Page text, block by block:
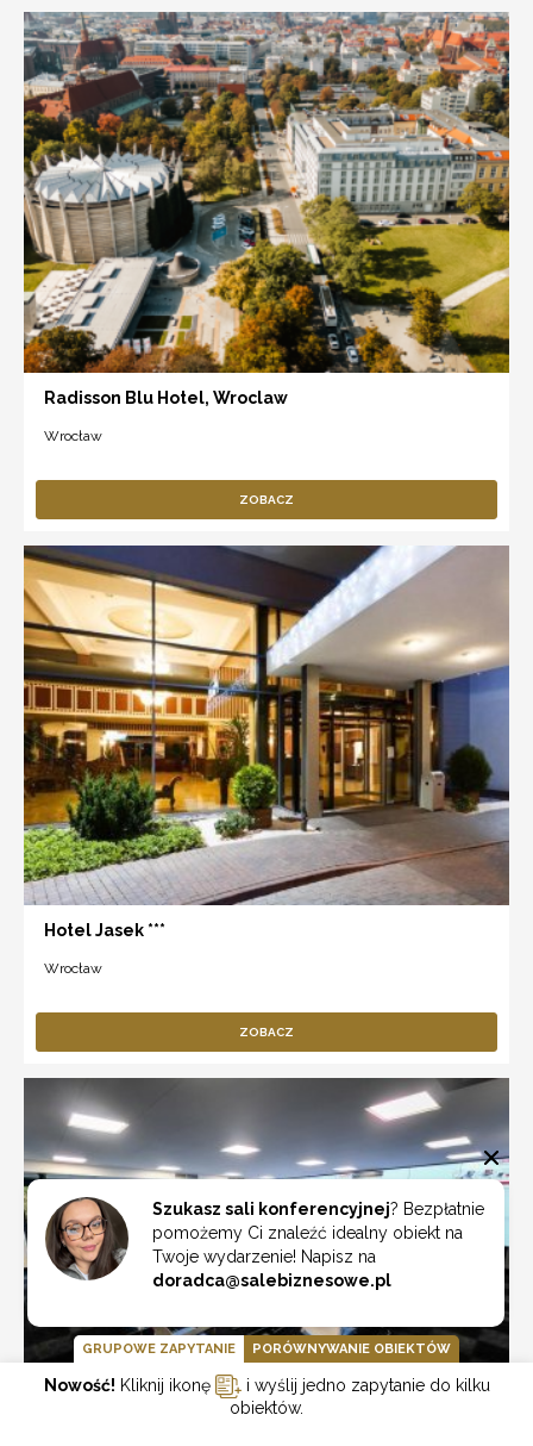
Radisson Blu Hotel, Wroclaw
Wrocław
ZOBACZ
Hotel Jasek ***
Wrocław
ZOBACZ
Szukasz sali konferencyjnej? Bezpłatnie
pomożemy Ci znaleźć idealny obiekt na
Twoje wydarzenie! Napisz na
doradca@salebiznesowe.pl
GRUPOWE ZAPYTANIE PORÓWNYWANIE OBIEKTÓW
Nowość! Kliknij ikonę
i wyślij jedno zapytanie do kilku
obiektów.